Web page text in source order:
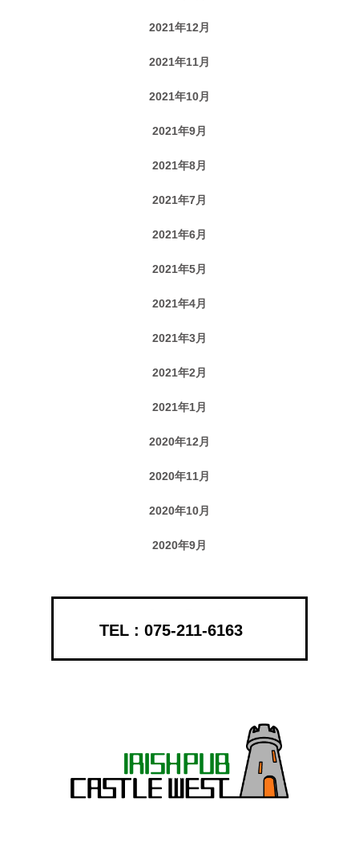
2021年12月
2021年11月
2021年10月
2021年9月
2021年8月
2021年7月
2021年6月
2021年5月
2021年4月
2021年3月
2021年2月
2021年1月
2020年12月
2020年11月
2020年10月
2020年9月
075-211-6163